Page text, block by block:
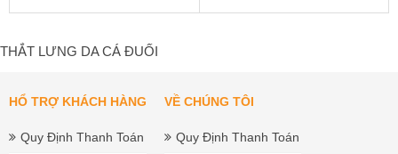
350,000₫.là:
THẮT LƯNG DA CÁ ĐUỐI
HỔ TRỢ KHÁCH HÀNG
Quy Định Thanh Toán
VỀ CHÚNG TÔI
Quy Định Thanh Toán